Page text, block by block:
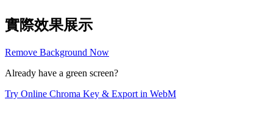
實際效果展示
Remove Background Now
Already have a green screen?
Try Online Chroma Key & Export in WebM